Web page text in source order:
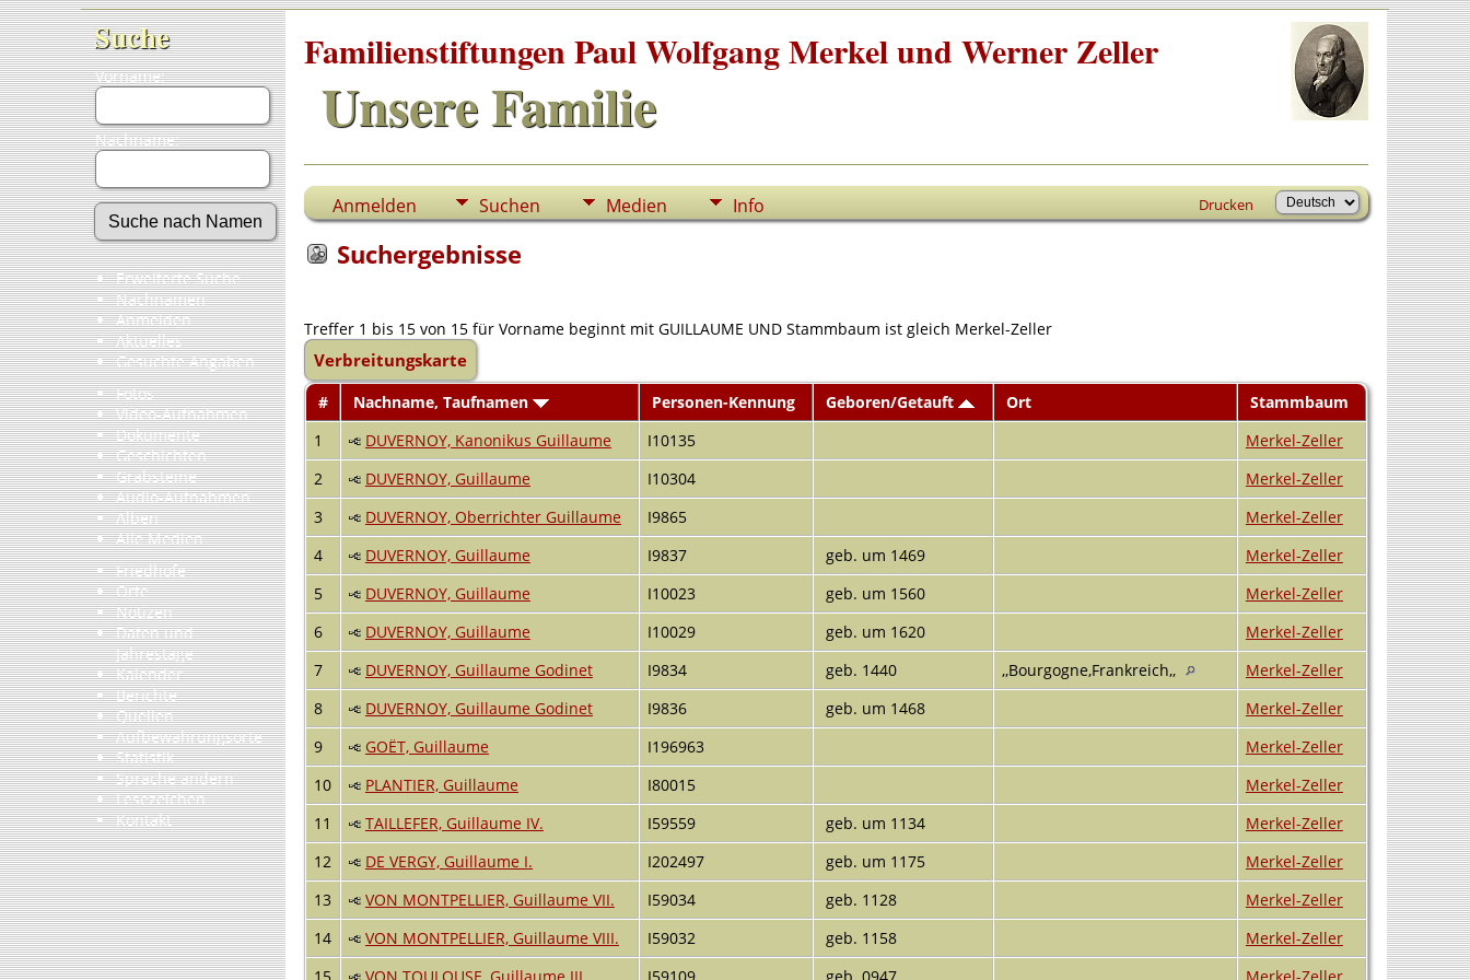
Suche
Vorname:
Nachname:
Erweiterte Suche
Nachnamen
Anmelden
Aktuelles
Gesuchte Angaben
Fotos
Video-Aufnahmen
Dokumente
Geschichten
Grabsteine
Audio-Aufnahmen
Alben
Alle Medien
Friedhöfe
Orte
Notizen
Daten und
Jahrestage
Kalender
Berichte
Quellen
Aufbewahrungsorte
Statistik
Sprache ändern
Lesezeichen
Kontakt
Familienstiftungen Paul Wolfgang Merkel und Werner Zeller
Unsere Familie
Anmelden Suchen Medien Info Drucken
Suchergebnisse
Treffer 1 bis 15 von 15 für Vorname beginnt mit GUILLAUME UND Stammbaum ist gleich Merkel-Zeller
Verbreitungskarte
# Nachname, Taufnamen Personen-Kennung Geboren/Getauft Ort
Stammbaum
1
DUVERNOY, Kanonikus Guillaume I10135
Merkel-Zeller
2
DUVERNOY, Guillaume I10304
Merkel-Zeller
3
DUVERNOY, Oberrichter Guillaume I9865
Merkel-Zeller
4
DUVERNOY, Guillaume I9837 geb. um 1469
Merkel-Zeller
5
DUVERNOY, Guillaume I10023 geb. um 1560
Merkel-Zeller
6
DUVERNOY, Guillaume I10029 geb. um 1620
Merkel-Zeller
7
DUVERNOY, Guillaume Godinet I9834 geb. 1440 ,,Bourgogne,Frankreich,,
Merkel-Zeller
8
DUVERNOY, Guillaume Godinet I9836 geb. um 1468
Merkel-Zeller
9
GOËT, Guillaume I196963
Merkel-Zeller
10
PLANTIER, Guillaume I80015
Merkel-Zeller
11
TAILLEFER, Guillaume IV. I59559 geb. um 1134
Merkel-Zeller
12
DE VERGY, Guillaume I. I202497 geb. um 1175
Merkel-Zeller
13
VON MONTPELLIER, Guillaume VII. I59034 geb. 1128
Merkel-Zeller
14
VON MONTPELLIER, Guillaume VIII. I59032 geb. 1158
Merkel-Zeller